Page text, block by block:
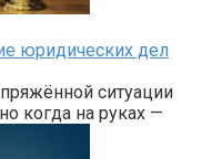
юридических дел
ситуации
когда на руках —